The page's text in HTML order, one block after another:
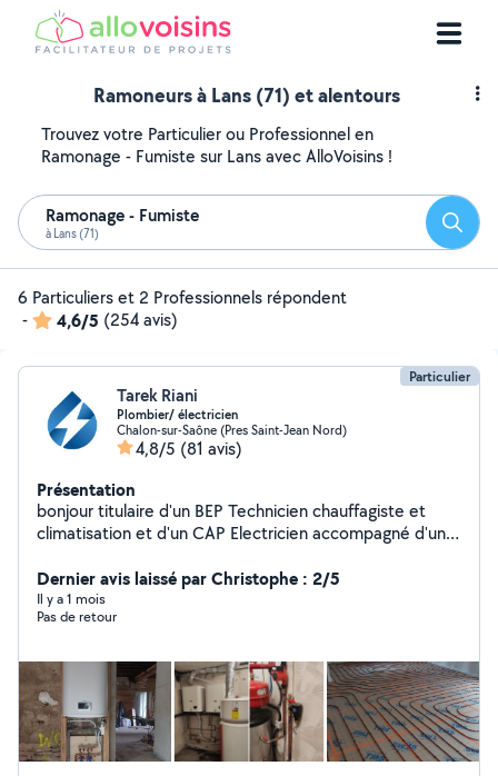
Ramoneurs à Lans (71) et alentours
Trouvez votre Particulier ou Professionnel en
Ramonage - Fumiste sur Lans avec AlloVoisins !
Ramonage - Fumiste
à Lans (71)
6 Particuliers et 2 Professionnels répondent
-
4,6/5 (254 avis)
Particulier
Tarek Riani
Plombier/ électricien
Chalon-sur-Saône (Pres Saint-Jean Nord)
4,8/5 (81 avis)
Présentation
bonjour titulaire d'un BEP Technicien chauffagiste et
climatisation et d'un CAP Electricien accompagné d'une
domaines . Je propose mes services avec sérieux et
rigueur n'hésitez pas à me contacter
Dernier avis laissé par Christophe : 2/5
Il y a 1 mois
Pas de retour